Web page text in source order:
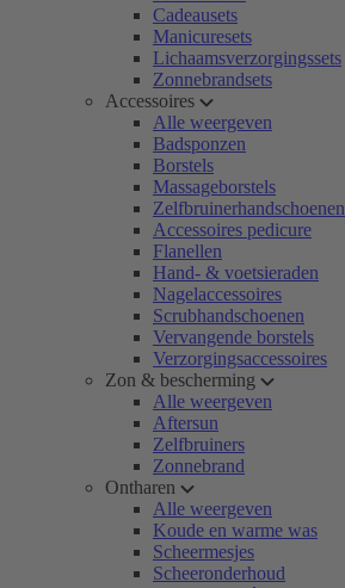
Cadeausets
Manicuresets
Lichaamsverzorgingssets
Zonnebrandsets
Accessoires
Alle weergeven
Badsponzen
Borstels
Massageborstels
Zelfbruinerhandschoenen
Accessoires pedicure
Flanellen
Hand- & voetsieraden
Nagelaccessoires
Scrubhandschoenen
Vervangende borstels
Verzorgingsaccessoires
Zon & bescherming
Alle weergeven
Aftersun
Zelfbruiners
Zonnebrand
Ontharen
Alle weergeven
Koude en warme was
Scheermesjes
Scheeronderhoud